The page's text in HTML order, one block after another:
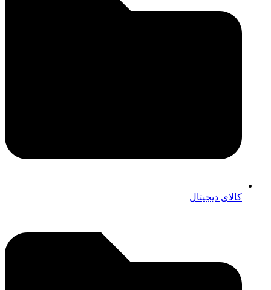
کالای دیجیتال